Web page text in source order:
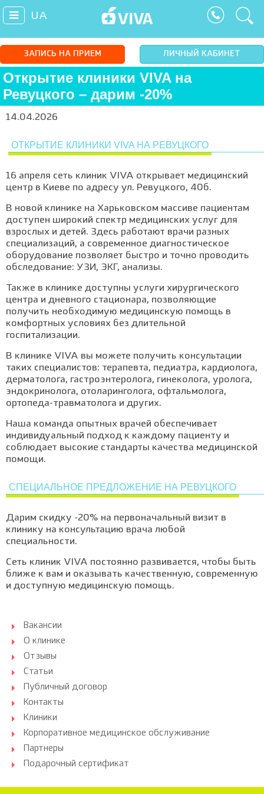
UA
ЗАПИСЬ НА ПРИЕМ ЛИЧНЫЙ КАБИНЕТ
Открытие клиники VIVA на
Ревуцкого – дарим -20%
14.04.2026
ОТКРЫТИЕ КЛИНИКИ VIVA НА РЕВУЦКОГО
16 апреля сеть клиник VIVA открывает медицинский
центр в Киеве по адресу ул. Ревуцкого, 40б.
В новой клинике на Харьковском массиве пациентам
доступен широкий спектр медицинских услуг для
взрослых и детей. Здесь работают врачи разных
специализаций, а современное диагностическое
оборудование позволяет быстро и точно проводить
обследование: УЗИ, ЭКГ, анализы.
Также в клинике доступны услуги хирургического
центра и дневного стационара, позволяющие
получить необходимую медицинскую помощь в
комфортных условиях без длительной
госпитализации.
В клинике VIVA вы можете получить консультации
таких специалистов: терапевта, педиатра, кардиолога,
дерматолога, гастроэнтеролога, гинеколога, уролога,
эндокринолога, отоларинголога, офтальмолога,
ортопеда-травматолога и других.
Наша команда опытных врачей обеспечивает
индивидуальный подход к каждому пациенту и
соблюдает высокие стандарты качества медицинской
помощи.
СПЕЦИАЛЬНОЕ ПРЕДЛОЖЕНИЕ НА РЕВУЦКОГО
Дарим скидку -20% на первоначальный визит в
клинику на консультацию врача любой
специальности.
Сеть клиник VIVA постоянно развивается, чтобы быть
ближе к вам и оказывать качественную, современную
и доступную медицинскую помощь.
Вакансии
О клинике
Отзывы
Статьи
Публичный договор
Контакты
Клиники
Корпоративное медицинское обслуживание
Партнеры
Подарочный сертификат